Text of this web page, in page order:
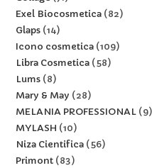
Exel Biocosmetica 82
Glaps 14
Icono cosmetica 109
Libra Cosmetica 58
Lums 8
Mary & May
28
MELANIA PROFESSIONAL 9
MYLASH
10
Niza Cientifica 56
Primont 83